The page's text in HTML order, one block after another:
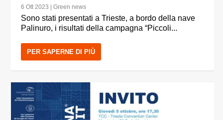
6 Ott 2023 |Green news
Sono stati presentati a Trieste, a bordo della nave
Palinuro, i risultati della campagna “Piccoli...
PER SAPERNE DI PIÙ